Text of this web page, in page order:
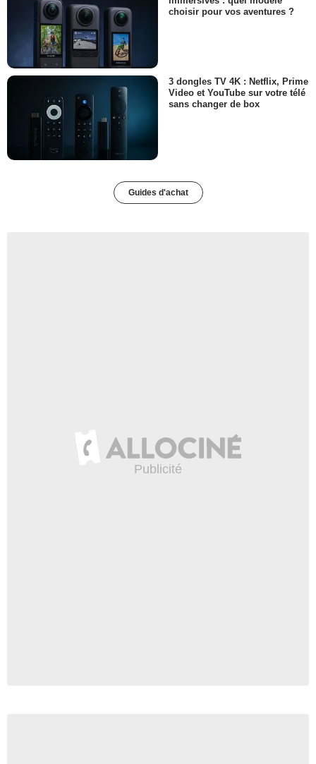
choisir pour vos aventures ?
3 dongles TV 4K : Netflix, Prime
Video et YouTube sur votre télé
sans changer de box
Guides d'achat